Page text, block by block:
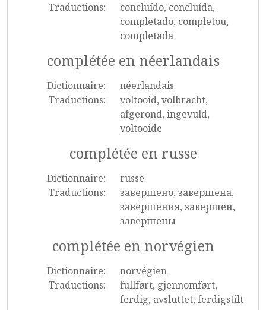
Traductions:
concluído, concluída,
completado, completou,
completada
complétée en néerlandais
Dictionnaire:
néerlandais
Traductions:
voltooid, volbracht,
afgerond, ingevuld,
voltooide
complétée en russe
Dictionnaire:
russe
Traductions:
завершено, завершена,
завершения, завершен,
завершены
complétée en norvégien
Dictionnaire:
norvégien
Traductions:
fullført, gjennomført,
ferdig, avsluttet, ferdigstilt